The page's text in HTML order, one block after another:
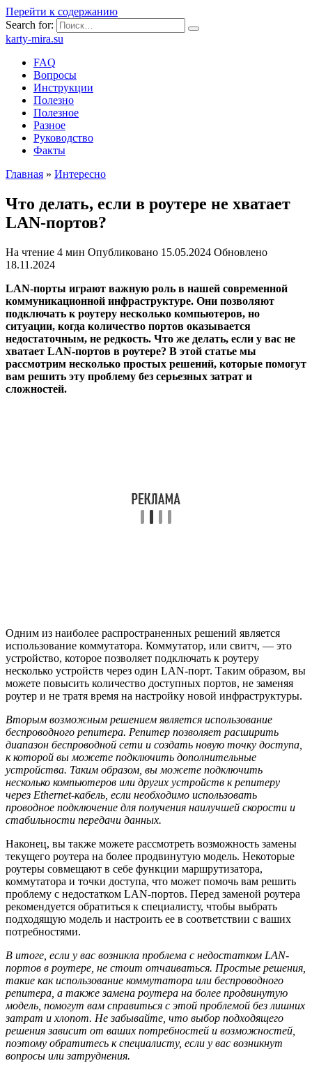
Перейти к содержанию
Search for:
karty-mira.su
FAQ
Вопросы
Инструкции
Полезно
Полезное
Разное
Руководство
Факты
Главная » Интересно
Что делать, если в роутере не хватает
LAN-портов?
На чтение 4 мин Опубликовано 15.05.2024 Обновлено
18.11.2024
LAN-порты играют важную роль в нашей современной
коммуникационной инфраструктуре. Они позволяют
подключать к роутеру несколько компьютеров, но
ситуации, когда количество портов оказывается
недостаточным, не редкость. Что же делать, если у вас не
хватает LAN-портов в роутере? В этой статье мы
рассмотрим несколько простых решений, которые помогут
вам решить эту проблему без серьезных затрат и
сложностей.
Одним из наиболее распространенных решений является
использование коммутатора. Коммутатор, или свитч, — это
устройство, которое позволяет подключать к роутеру
несколько устройств через один LAN-порт. Таким образом, вы
можете повысить количество доступных портов, не заменяя
роутер и не тратя время на настройку новой инфраструктуры.
Вторым возможным решением является использование
беспроводного репитера. Репитер позволяет расширить
диапазон беспроводной сети и создать новую точку доступа,
к которой вы можете подключить дополнительные
устройства. Таким образом, вы можете подключить
несколько компьютеров или других устройств к репитеру
через Ethernet-кабель, если необходимо использовать
проводное подключение для получения наилучшей скорости и
стабильности передачи данных.
Наконец, вы также можете рассмотреть возможность замены
текущего роутера на более продвинутую модель. Некоторые
роутеры совмещают в себе функции маршрутизатора,
коммутатора и точки доступа, что может помочь вам решить
проблему с недостатком LAN-портов. Перед заменой роутера
рекомендуется обратиться к специалисту, чтобы выбрать
подходящую модель и настроить ее в соответствии с ваших
потребностями.
В итоге, если у вас возникла проблема с недостатком LAN-
портов в роутере, не стоит отчаиваться. Простые решения,
такие как использование коммутатора или беспроводного
репитера, а также замена роутера на более продвинутую
модель, помогут вам справиться с этой проблемой без лишних
затрат и хлопот. Не забывайте, что выбор подходящего
решения зависит от ваших потребностей и возможностей,
поэтому обратитесь к специалисту, если у вас возникнут
вопросы или затруднения.